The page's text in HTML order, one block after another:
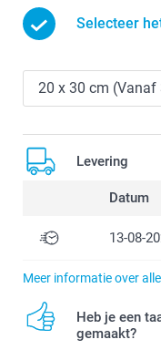
Selecteer
Levering
Datum
13-08-
Meer informatie over
Heb je een
gemaakt?